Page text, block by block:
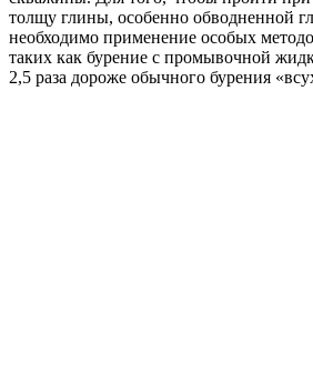
толщу глины, особенно обводненной
необходимо применение особых
таких как бурение с промывочной
2,5 раза дороже обычного бурения